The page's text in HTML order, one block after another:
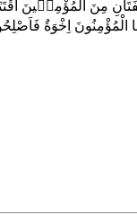
مِنَ الْمُؤْمِن۪ينَ
الْمُؤْمِنُونَ اِخْوَةٌ